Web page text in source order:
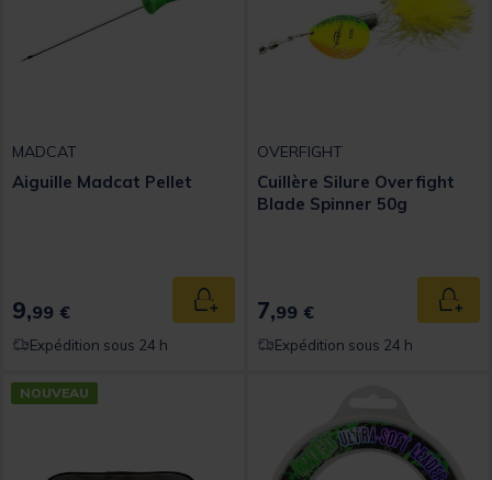
MADCAT
Aiguille Madcat Pellet
9,99 € Ajouter au panier
Expédition sous 24 h
OVERFIGHT
Cuillère Silure Overfight
Blade Spinner 50g
7,99 €
Expédition sous 24 h
NOUVEAU